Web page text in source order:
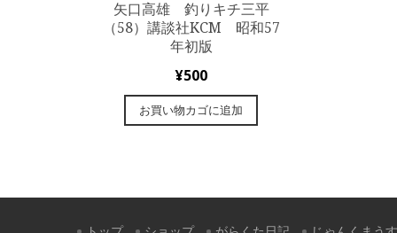
矢口高雄 釣りキチ三平
（58）講談社KCM 昭和57
年初版
¥500
お買い物カゴに追加